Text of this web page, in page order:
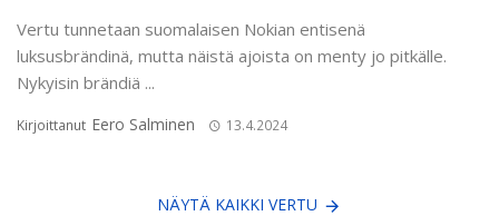
Vertu tunnetaan suomalaisen Nokian entisenä
luksusbrändinä, mutta näistä ajoista on menty jo pitkälle.
Nykyisin brändiä ...
Kirjoittanut Eero Salminen 13.4.2024
NÄYTÄ KAIKKI VERTU